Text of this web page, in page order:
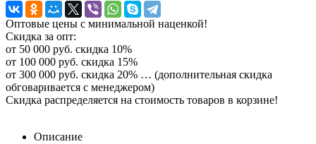
Оптовые цены с минимальной наценкой!
Скидка за опт:
от 50 000 руб. скидка 10%
от 100 000 руб. скидка 15%
от 300 000 руб. скидка 20% … (дополнительная скидка
обговаривается с менеджером)
Скидка распределяется на стоимость товаров в корзине!
Описание